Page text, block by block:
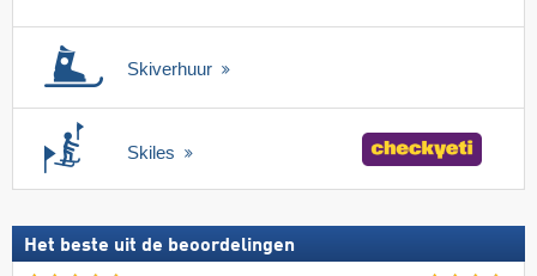
Skiverhuur
Skiles
Het beste uit de beoordelingen